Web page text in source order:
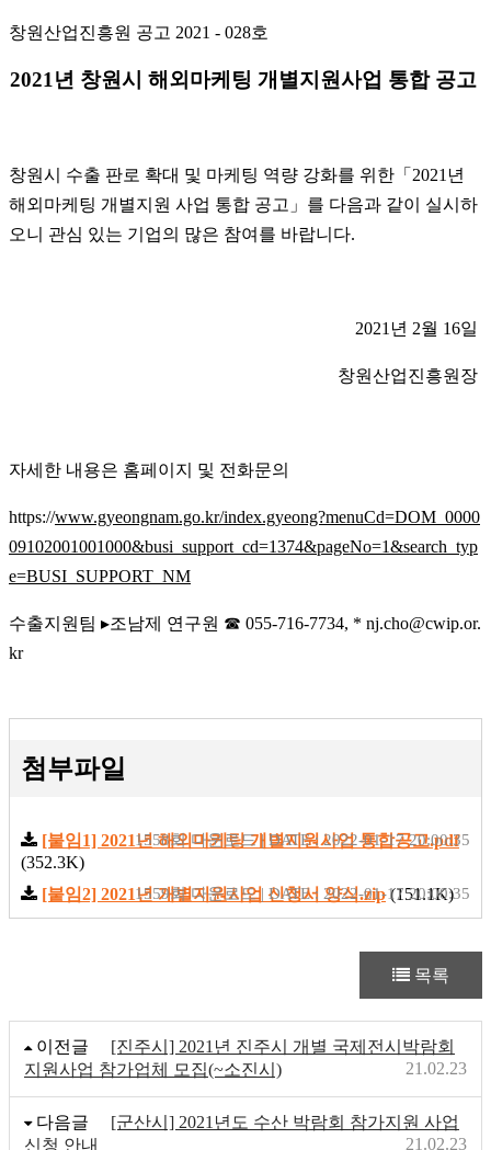
창원산업진흥원 공고 2021 - 028호
2021년 창원시 해외마케팅 개별지원사업 통합 공고
창원시 수출 판로 확대 및 마케팅 역량 강화를 위한「2021년
해외마케팅 개별지원 사업 통합 공고」를 다음과 같이 실시하
오니 관심 있는 기업의 많은 참여를 바랍니다.
2021년 2월 16일
창원산업진흥원장
자세한 내용은 홈페이지 및 전화문의
https://www.gyeongnam.go.kr/index.gyeong?menuCd=DOM_0000
09102001001000&busi_support_cd=1374&pageNo=1&search_typ
e=BUSI_SUPPORT_NM
수출지원팀 ▸조남제 연구원 ☎ 055-716-7734, * nj.cho@cwip.or.
kr
첨부파일
[붙임1] 2021년 해외마케팅 개별지원사업 통합공고.pdf
(352.3K)
1558회 다운로드 | DATE : 2022-01-17 20:00:35
[붙임2] 2021년 개별지원사업 신청서 양식.zip(151.1K)
1559회 다운로드 | DATE : 2022-01-17 20:00:35
목록
이전글
[진주시] 2021년 진주시 개별 국제전시박람회
지원사업 참가업체 모집(~소진시)
21.02.23
다음글
[군산시] 2021년도 수산 박람회 참가지원 사업
신청 안내
21.02.23